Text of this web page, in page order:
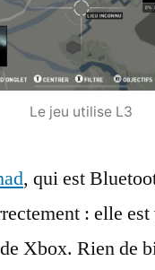
Le jeu utilise L3
, qui est
: elle
Xbox. Rien de